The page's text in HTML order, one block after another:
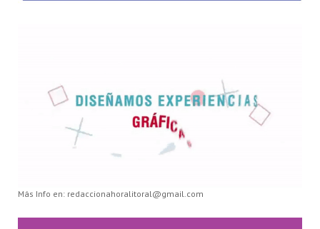
Más Info en: redaccionahoralitoral@gmail.com